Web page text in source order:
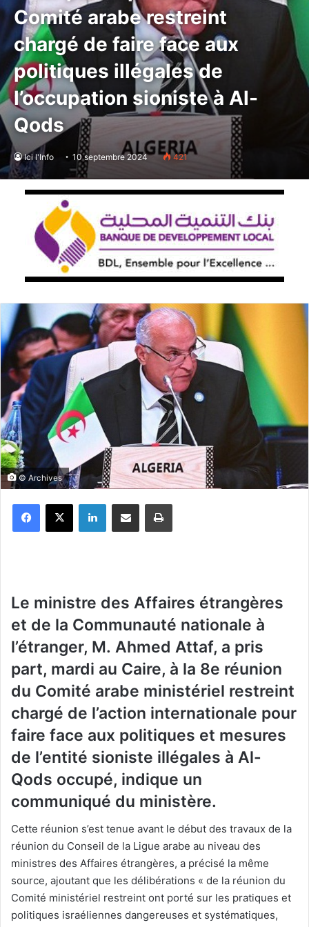
Comité arabe restreint
chargé de faire face aux
politiques illégales de
l’occupation sioniste à Al-
Qods
Ici l'Info 10 septembre 2024 421
© Archives
Le ministre des Affaires étrangères
et de la Communauté nationale à
l’étranger, M. Ahmed Attaf, a pris
part, mardi au Caire, à la 8e réunion
du Comité arabe ministériel restreint
chargé de l’action internationale pour
faire face aux politiques et mesures
de l’entité sioniste illégales à Al-
Qods occupé, indique un
communiqué du ministère.
Cette réunion s’est tenue avant le début des travaux de la
réunion du Conseil de la Ligue arabe au niveau des
ministres des Affaires étrangères, a précisé la même
source, ajoutant que les délibérations « de la réunion du
Comité ministériel restreint ont porté sur les pratiques et
politiques israéliennes dangereuses et systématiques,